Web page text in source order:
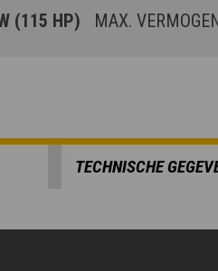
(115 HP) MAX.
TECHNISCHE